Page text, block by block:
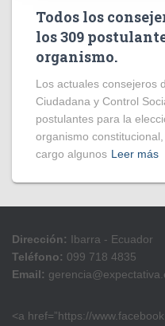
Todos los
los 309
organismo.
Los actuales consejeros
Ciudadana y Control
postulantes para la
organismo
cargo algunos Leer más
Dirección: Ibarra - Ecuador
Teléfono: 099 718 4835
Email:
<a href=”https://